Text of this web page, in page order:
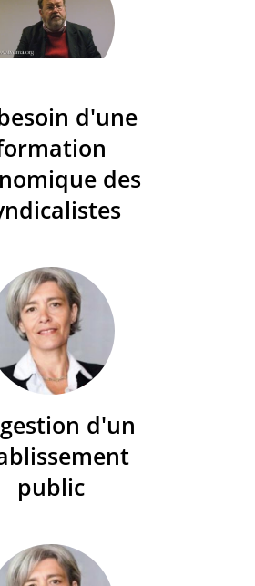
d'une
des
d'un
public